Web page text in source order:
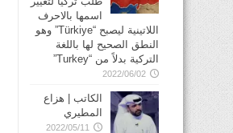
اسمها بالاحرف
اللاتينية ليصبح “Türkiye” وهو
النطق الصحيح لها باللغة
التركية بدلاً من “Turkey”
2022/06/02
الكاتب | هزاع
المطيري
2022/05/11